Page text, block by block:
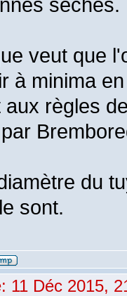
sèches.
veut que
à minima
aux règles
du
sont.
11 Déc 2015,